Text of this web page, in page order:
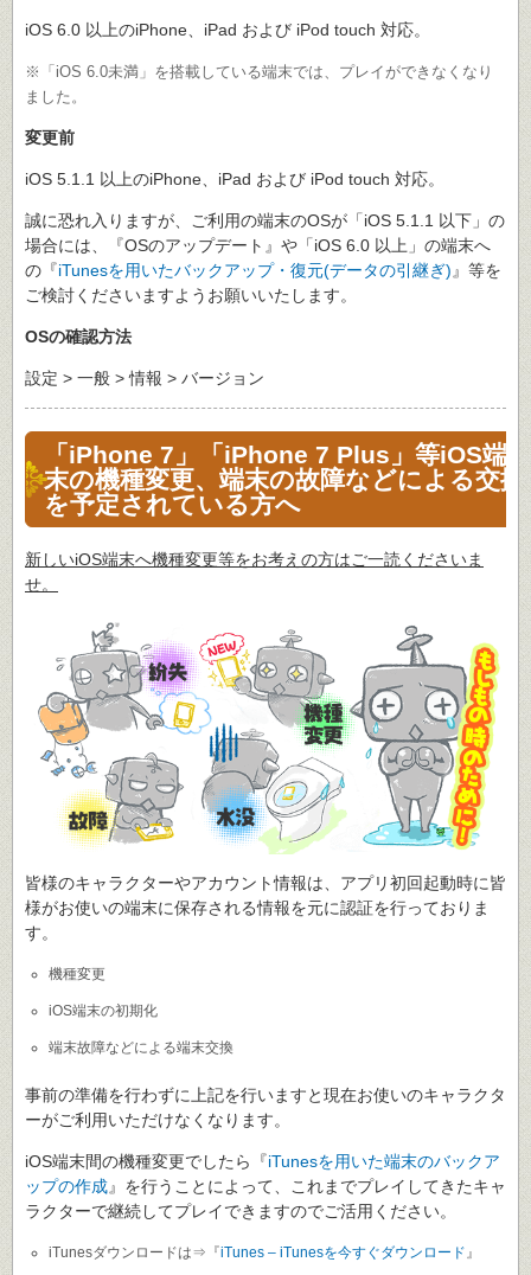
iOS 6.0 以上のiPhone、iPad および iPod touch 対応。
※「iOS 6.0未満」を搭載している端末では、プレイができなくなり
ました。
変更前
iOS 5.1.1 以上のiPhone、iPad および iPod touch 対応。
誠に恐れ入りますが、ご利用の端末のOSが「iOS 5.1.1 以下」の
場合には、『OSのアップデート』や「iOS 6.0 以上」の端末へ
の『iTunesを用いたバックアップ・復元(データの引継ぎ)』等を
ご検討くださいますようお願いいたします。
OSの確認方法
設定 > 一般 > 情報 > バージョン
「iPhone 7」「iPhone 7 Plus」等iOS端
末の機種変更、端末の故障などによる交換
を予定されている方へ
新しいiOS端末へ機種変更等をお考えの方はご一読くださいま
せ。
皆様のキャラクターやアカウント情報は、アプリ初回起動時に皆
様がお使いの端末に保存される情報を元に認証を行っておりま
す。
機種変更
iOS端末の初期化
端末故障などによる端末交換
事前の準備を行わずに上記を行いますと現在お使いのキャラクタ
ーがご利用いただけなくなります。
iOS端末間の機種変更でしたら『iTunesを用いた端末のバックア
ップの作成』を行うことによって、これまでプレイしてきたキャ
ラクターで継続してプレイできますのでご活用ください。
iTunesダウンロードは⇒『iTunes – iTunesを今すぐダウンロード』